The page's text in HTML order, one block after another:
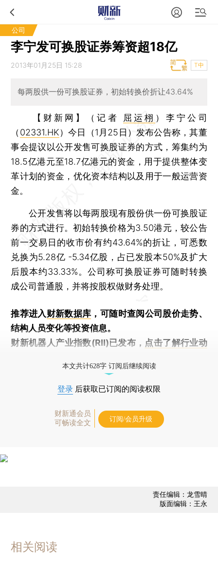
公司
李宁发可换股证券筹资超18亿
2013年01月25日 15:28 T中
每两股供一份可换股证券，初始转换价折让43.64%
【财新网】（记者 屈运栩 ）李宁公司
（ 02331.HK）今日（1月25日）发布公告称，其董
事会提议以公开发售可换股证券的方式，筹集约为
18.5亿港元至18.7亿港元的资金，用于提供整体变
革计划的资金，优化资本结构以及用于一般运营资
金。
公开发售将以每两股现有股份供一份可换股证
券的方式进行。初始转换价格为3.50港元，较公告
前一交易日的收市价有约43.64%的折让，可悉数
兑换为5.28亿 -5.34亿股，占已发股本50%及扩大
后股本约33.33%。公司称可换股证券可随时转换
成公司普通股，并将按股权做财务处理。
推荐进入财新数据库 ，可随时查阅公司股价走势、
结构人员变化等投资信息。
财新机器人产业指数(RII)已发布， 点击了解行业动
本文共计628字 订阅后继续阅读
登录 后获取已订阅的阅读权限
财新通会员
可畅读全文
订阅/会员升级
责任编辑：龙雪晴
版面编辑：王永
相关阅读